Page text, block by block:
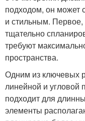
подходом, он может
и стильным.
тщательно
требуют
пространства.
Одним из ключевых
линейной и угловой
подходит для
элементы